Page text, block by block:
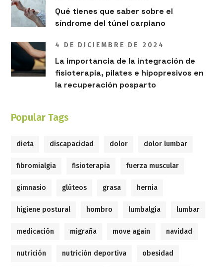
Qué tienes que saber sobre el
síndrome del túnel carpiano
4 DE DICIEMBRE DE 2024
La importancia de la integración de
fisioterapia, pilates e hipopresivos en
la recuperación posparto
Popular Tags
dieta discapacidad dolor dolor lumbar
fibromialgia fisioterapia fuerza muscular
gimnasio glúteos grasa hernia
higiene postural hombro lumbalgia lumbar
medicación migraña move again navidad
nutrición nutrición deportiva obesidad